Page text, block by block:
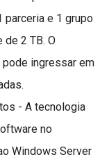
parceria e 1 grupo
de 2 TB. O
ingressar em
- A tecnologia
no
Windows Server